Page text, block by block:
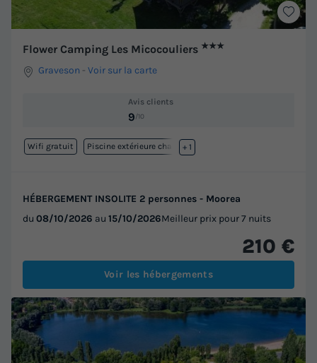
Flower Camping Les Micocouliers ★★★
Graveson -Voir sur la carte
Avis clients
9/10
Wifi gratuit Piscine extérieure chauffée
+ 1
HÉBERGEMENT INSOLITE 2 personnes - Moorea
du 08/10/2026 au 15/10/2026Meilleur prix pour 7 nuits
210 €
Voir les hébergements